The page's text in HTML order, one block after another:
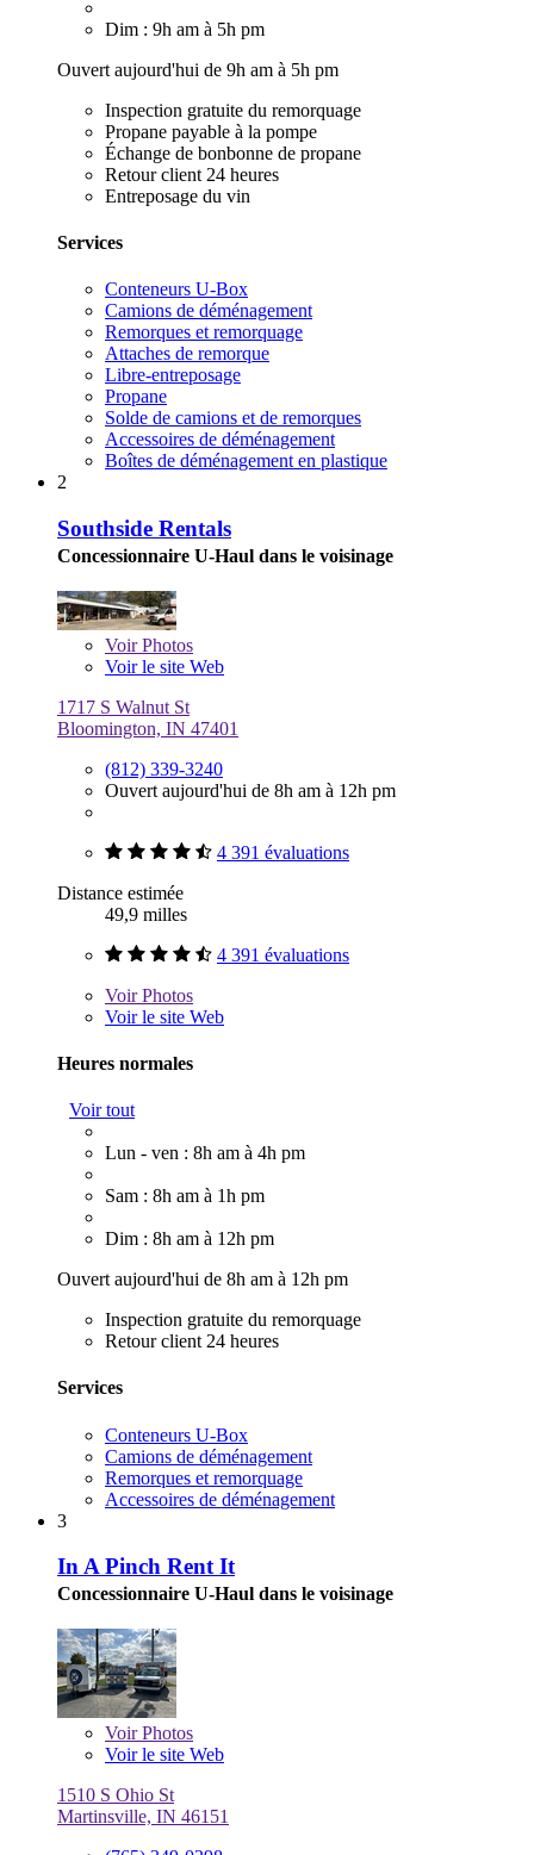
Dim : 9h am à 5h pm
Ouvert aujourd'hui de 9h am à 5h pm
Inspection gratuite du remorquage
Propane payable à la pompe
Échange de bonbonne de propane
Retour client 24 heures
Entreposage du vin
Services
Conteneurs U-Box
Camions de déménagement
Remorques et remorquage
Attaches de remorque
Libre-entreposage
Propane
Solde de camions et de remorques
Accessoires de déménagement
Boîtes de déménagement en plastique
2
Southside Rentals
Concessionnaire U-Haul dans le voisinage
VoirPhotos
Voir le site Web
1717 S Walnut St
Bloomington, IN 47401
(812) 339-3240
Ouvert aujourd'hui de 8h am à 12h pm
4 391 évaluations
Distance estimée
49,9 milles
4 391 évaluations
VoirPhotos
Voir le site Web
Heures normales
Voir tout
Lun - ven : 8h am à 4h pm
Sam : 8h am à 1h pm
Dim : 8h am à 12h pm
Ouvert aujourd'hui de 8h am à 12h pm
Inspection gratuite du remorquage
Retour client 24 heures
Services
Conteneurs U-Box
Camions de déménagement
Remorques et remorquage
Accessoires de déménagement
3
In A Pinch Rent It
Concessionnaire U-Haul dans le voisinage
VoirPhotos
Voir le site Web
1510 S Ohio St
Martinsville, IN 46151